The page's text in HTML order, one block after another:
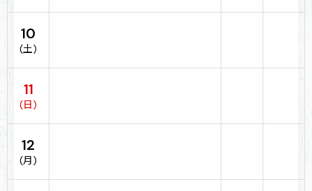
10
(土)
11
(日)
12
(月)